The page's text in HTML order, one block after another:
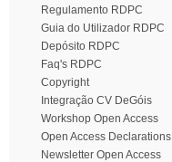
Regulamento RDPC
Guia do Utilizador RDPC
Depósito RDPC
Faq's RDPC
Copyright
Integração CV DeGóis
Workshop Open Access
Open Access Declarations
Newsletter Open Access